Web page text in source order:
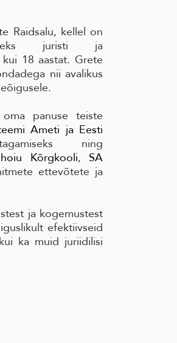
Raidsalu, kellel on
juristi ja
kui 18 aastat. Grete
nii avalikus
panuse teiste
Ameti ja Eesti
ning
Kõrgkooli, SA
ettevõtete ja
ja kogemustest
efektiivseid
ka muid juriidilisi